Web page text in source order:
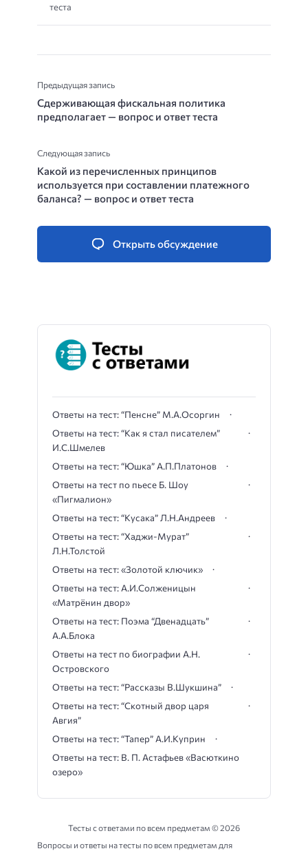
теста
Предыдущая запись
Сдерживающая фискальная политика
предполагает — вопрос и ответ теста
Следующая запись
Какой из перечисленных принципов
используется при составлении платежного
баланса? — вопрос и ответ теста
Открыть обсуждение
Ответы на тест: “Пенсне” М.А.Осоргин
Ответы на тест: “Как я стал писателем”
И.С.Шмелев
Ответы на тест: “Юшка” А.П.Платонов
Ответы на тест по пьесе Б. Шоу
«Пигмалион»
Ответы на тест: “Кусака” Л.Н.Андреев
Ответы на тест: “Хаджи-Мурат”
Л.Н.Толстой
Ответы на тест: «Золотой ключик»
Ответы на тест: А.И.Солженицын
«Матрёнин двор»
Ответы на тест: Поэма “Двенадцать”
А.А.Блока
Ответы на тест по биографии А.Н.
Островского
Ответы на тест: “Рассказы В.Шукшина”
Ответы на тест: “Скотный двор царя
Авгия”
Ответы на тест: “Тапер” А.И.Куприн
Ответы на тест: В. П. Астафьев «Васюткино
озеро»
Тесты с ответами по всем предметам ©2026
Вопросы и ответы на тесты по всем предметам для